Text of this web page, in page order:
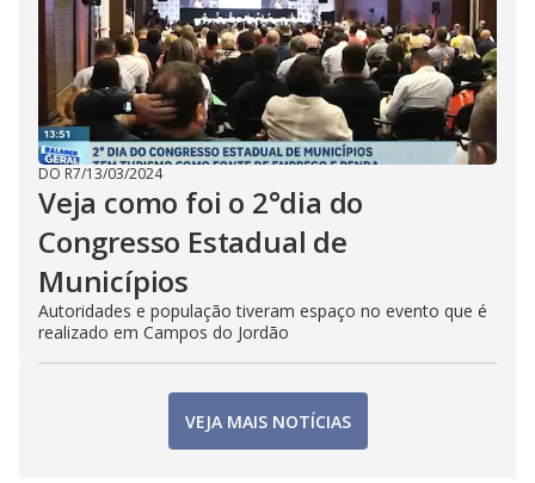
DO R7/13/03/2024
Veja como foi o 2°dia do
Congresso Estadual de
Municípios
Autoridades e população tiveram espaço no evento que é
realizado em Campos do Jordão
VEJA MAIS NOTÍCIAS